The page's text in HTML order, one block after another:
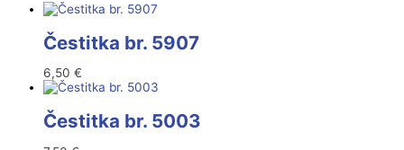
Čestitka br. 5907
6,50 €
Čestitka br. 5003